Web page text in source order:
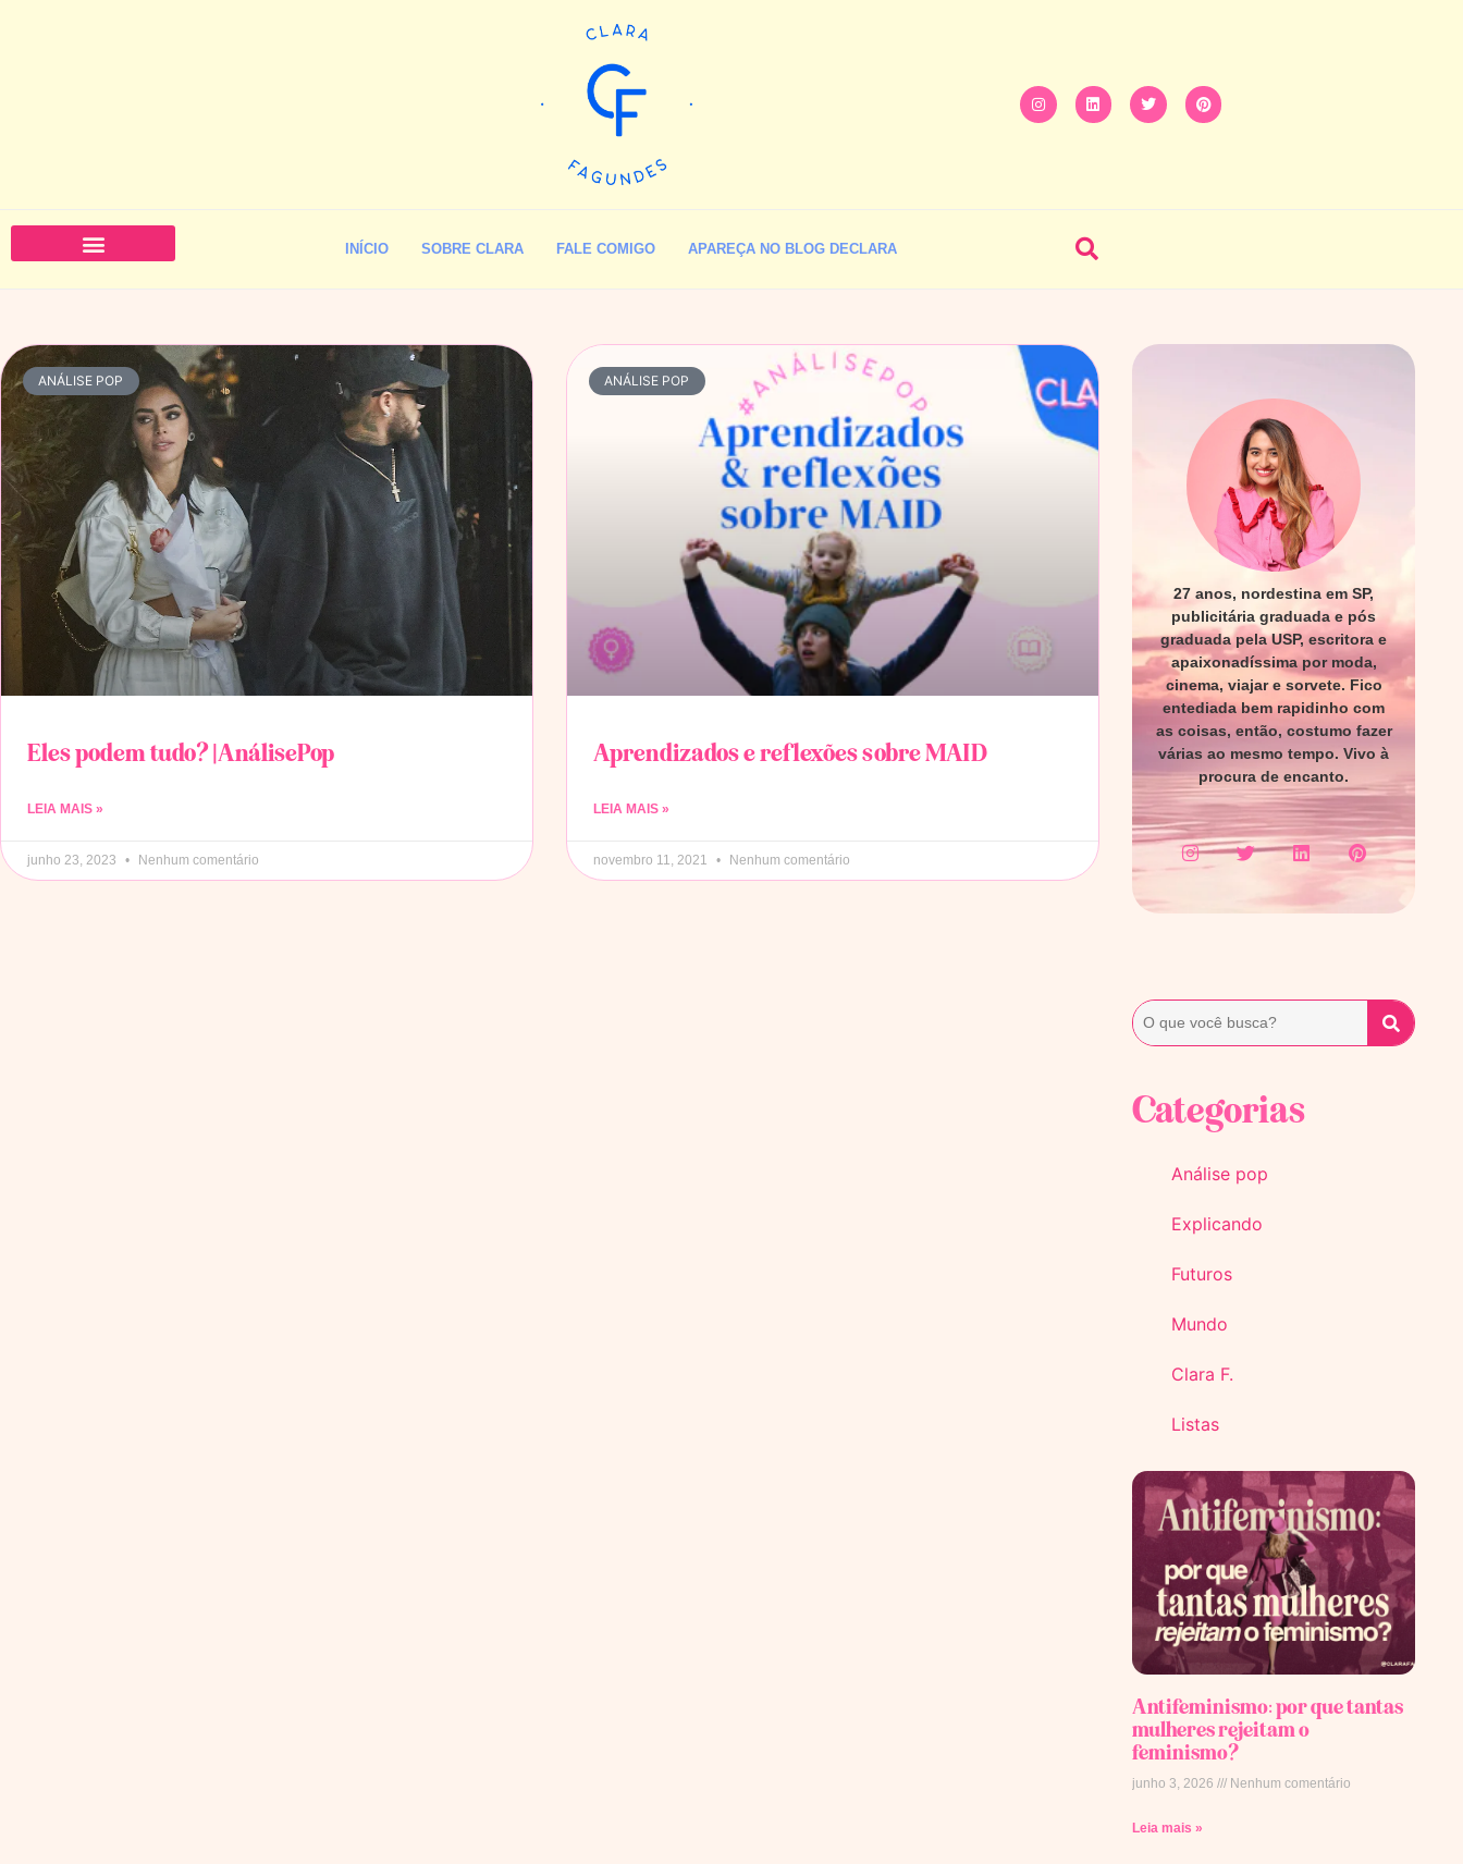
INÍCIO SOBRE CLARA FALE COMIGO APAREÇA NO BLOG DECLARA
ANÁLISE POP
Eles podem tudo? |AnálisePop
LEIA MAIS »
junho 23, 2023 Nenhum comentário
ANÁLISE POP
Aprendizados e reflexões sobre MAID
LEIA MAIS »
novembro 11, 2021 Nenhum comentário
27 anos, nordestina em SP,
publicitária graduada e pós
graduada pela USP, escritora e
apaixonadíssima por moda,
cinema, viajar e sorvete. Fico
entediada bem rapidinho com
as coisas, então, costumo fazer
várias ao mesmo tempo. Vivo à
procura de encanto.
Categorias
Análise pop
Explicando
Futuros
Mundo
Clara F.
Listas
Antifeminismo: por que tantas
mulheres rejeitam o
feminismo?
junho 3, 2026 Nenhum comentário
Leia mais »